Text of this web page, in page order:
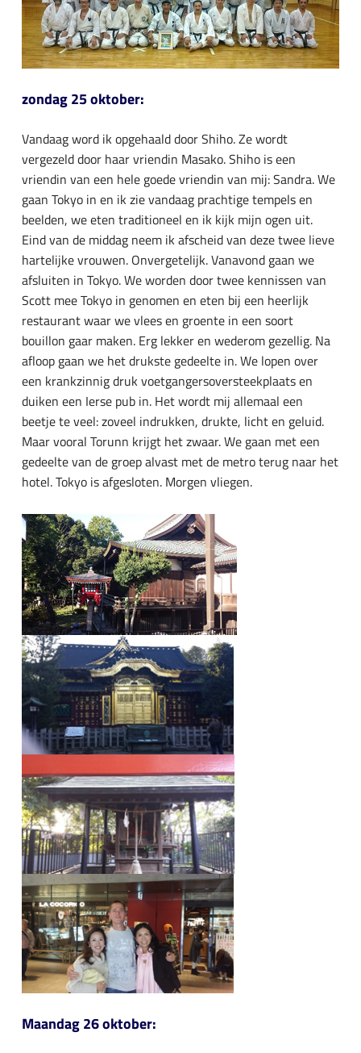
zondag 25 oktober:
Vandaag word ik opgehaald door Shiho. Ze wordt
vergezeld door haar vriendin Masako. Shiho is een
vriendin van een hele goede vriendin van mij: Sandra. We
gaan Tokyo in en ik zie vandaag prachtige tempels en
beelden, we eten traditioneel en ik kijk mijn ogen uit.
Eind van de middag neem ik afscheid van deze twee lieve
hartelijke vrouwen. Onvergetelijk. Vanavond gaan we
afsluiten in Tokyo. We worden door twee kennissen van
Scott mee Tokyo in genomen en eten bij een heerlijk
restaurant waar we vlees en groente in een soort
bouillon gaar maken. Erg lekker en wederom gezellig. Na
afloop gaan we het drukste gedeelte in. We lopen over
een krankzinnig druk voetgangersoversteekplaats en
duiken een Ierse pub in. Het wordt mij allemaal een
beetje te veel: zoveel indrukken, drukte, licht en geluid.
Maar vooral Torunn krijgt het zwaar. We gaan met een
gedeelte van de groep alvast met de metro terug naar het
hotel. Tokyo is afgesloten. Morgen vliegen.
Maandag 26 oktober: